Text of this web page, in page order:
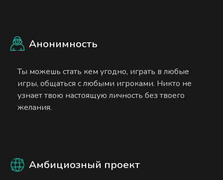
Анонимность
Ты можешь стать кем угодно, играть в любые
игры, общаться с любыми игроками. Никто не
узнает твою настоящую личность без твоего
желания.
Амбициозный проект